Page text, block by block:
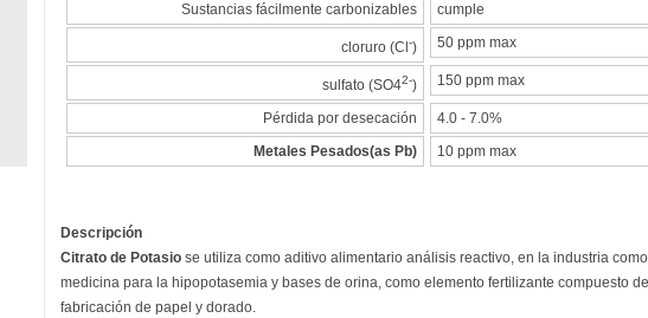
Sustancias fácilmente carbonizables
cumple
cloruro (Cl -) 50 ppm max
sulfato (SO42-) 150 ppm max
Pérdida por desecación
4.0 - 7.0%
Metales Pesados(as Pb)
10 ppm max
Descripción
Citrato de Potasiose utiliza como aditivo alimentario análisis reactivo, en la industria
medicina para la hipopotasemia y bases de orina, como elemento fertilizante compuesto
fabricación de papel y dorado.